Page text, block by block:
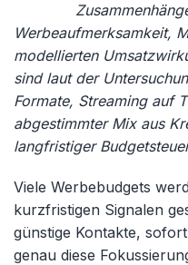
Werbeaufmerksamkeit,
modellierten
sind laut der
Formate, Streaming auf
abgestimmter Mix aus
langfristiger
Viele Werbebudgets
kurzfristigen Signalen
günstige Kontakte,
genau diese